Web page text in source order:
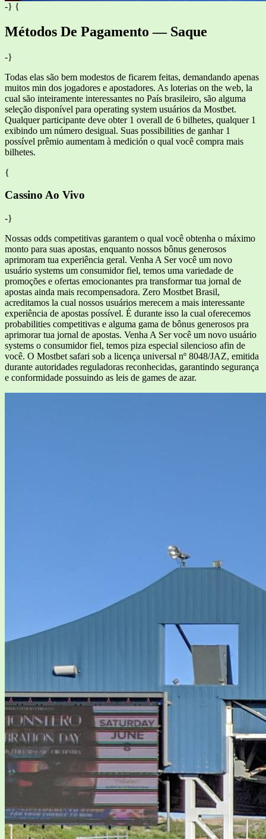
-} {
Métodos De Pagamento — Saque
-}
Todas elas são bem modestos de ficarem feitas, demandando apenas
muitos min dos jogadores e apostadores. As loterias on the web, la
cual são inteiramente interessantes no País brasileiro, são alguma
seleção disponível para operating system usuários da Mostbet.
Qualquer participante deve obter 1 overall de 6 bilhetes, qualquer 1
exibindo um número desigual. Suas possibilities de ganhar 1
possível prêmio aumentam à medición o qual você compra mais
bilhetes.
{
Cassino Ao Vivo
-}
Nossas odds competitivas garantem o qual você obtenha o máximo
monto para suas apostas, enquanto nossos bônus generosos
aprimoram tua experiência geral. Venha A Ser você um novo
usuário systems um consumidor fiel, temos uma variedade de
promoções e ofertas emocionantes pra transformar tua jornal de
apostas ainda mais recompensadora. Zero Mostbet Brasil,
acreditamos la cual nossos usuários merecem a mais interessante
experiência de apostas possível. É durante isso la cual oferecemos
probabilities competitivas e alguma gama de bônus generosos pra
aprimorar tua jornal de apostas. Venha A Ser você um novo usuário
systems o consumidor fiel, temos piza especial silencioso afin de
você. O Mostbet safari sob a licença universal nº 8048/JAZ, emitida
durante autoridades reguladoras reconhecidas, garantindo segurança
e conformidade possuindo as leis de games de azar.